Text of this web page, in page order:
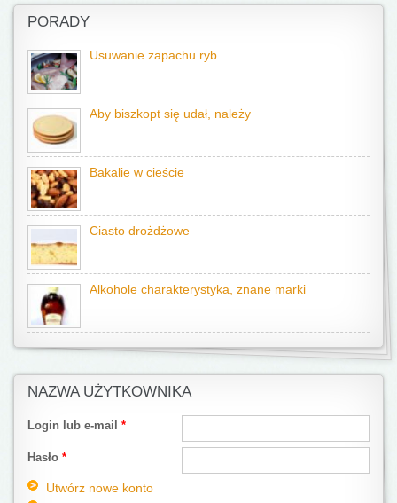
PORADY
Usuwanie zapachu ryb
Aby biszkopt się udał, należy
Bakalie w cieście
Ciasto drożdżowe
Alkohole charakterystyka, znane marki
NAZWA UŻYTKOWNIKA
Login lub e-mail *
Hasło *
Utwórz nowe konto